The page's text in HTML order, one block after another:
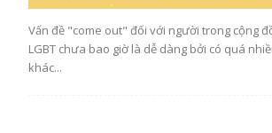
Vấn đề "come out" đối với người trong cộng
LGBT chưa bao giờ là dễ dàng bởi có quá
khác...